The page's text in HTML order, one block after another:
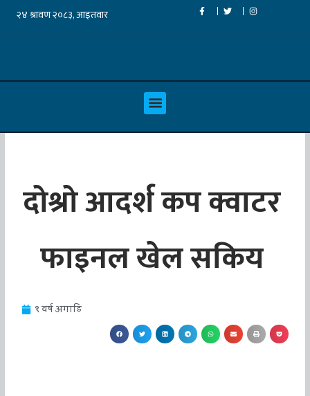
दोश्रो आदर्श कप क्वाटर
फाइनल खेल सकिय
१ वर्ष अगाडि